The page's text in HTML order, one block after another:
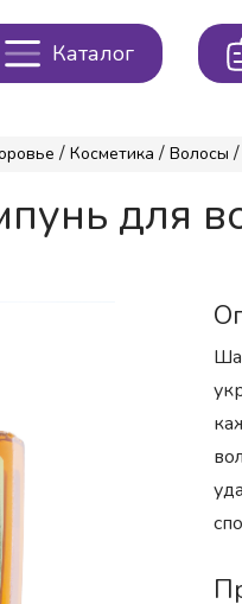
Каталог
/ Косметика / Волосы /
для